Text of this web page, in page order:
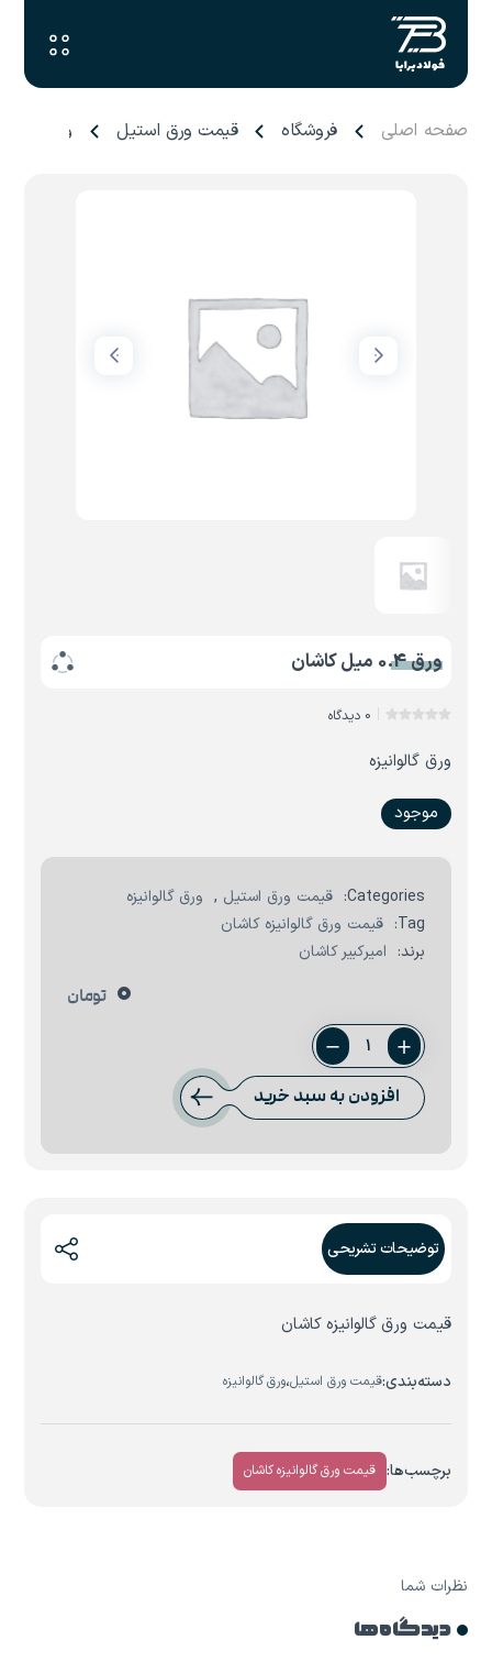
صفحه اصلی فروشگاه قیمت ورق استیل ورق ۰.۴ میل کاشان
ورق 0.4 میل کاشان
0 دیدگاه
ورق گالوانیزه
موجود
Categories: قیمت ورق استیل , ورق گالوانیزه
Tag:
قیمت ورق گالوانیزه کاشان
برند: امیرکبیر کاشان
0 تومان
ورق
0.4
میل
افزودن به سبد خرید
توضیحات تشریحی
قیمت ورق گالوانیزه کاشان
دسته‌بندی:قیمت ورق استیل،ورق گالوانیزه
برچسب‌ها: قیمت ورق گالوانیزه کاشان
نظرات شما
دیدگاه ها